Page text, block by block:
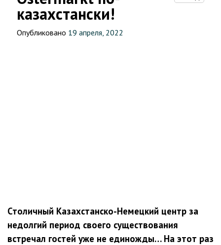
казахстански!
Опубликовано 19 апреля, 2022
Столичный Казахстанско-Немецкий центр за
недолгий период своего существования
встречал гостей уже не единожды… На этот раз